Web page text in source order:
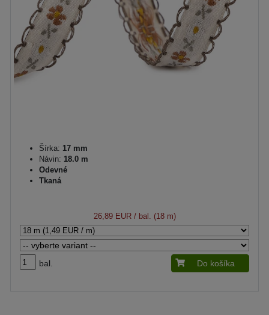
Šírka: 17 mm
Návin: 18.0 m
Odevné
Tkaná
26,89 EUR/ bal. (18 m)
bal. Do košíka